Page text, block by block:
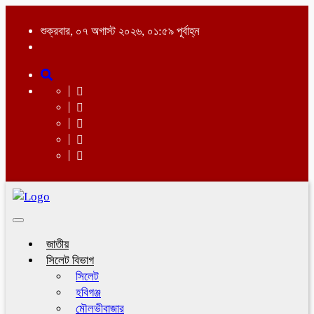
শুক্রবার, ০৭ অগাস্ট ২০২৬, ০১:৫৯ পূর্বাহ্ন
Toggle
জাতীয়
সিলেট বিভাগ
সিলেট
হবিগঞ্জ
মৌলভীবাজার